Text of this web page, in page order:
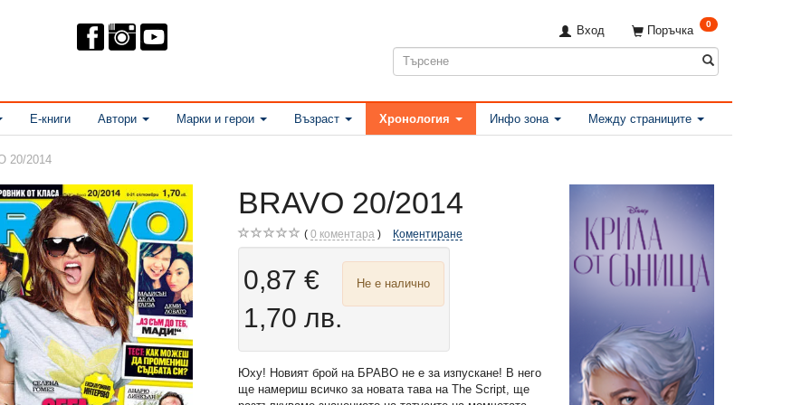
Поръчка 0
Вход
Е-книги Автори Марки и герои Възраст Хронология Инфо зона Между страниците
20/2014
BRAVO 20/2014
0 коментара Коментиране
0,87 €
1,70 лв.
Не е налично
Юху! Новият брой на БРАВО не е за изпускане! В него
ще намериш всичко за новата тава на The Script, ще